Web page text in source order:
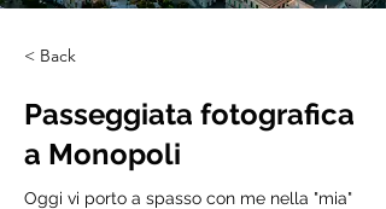
< Back
Passeggiata fotografica
a Monopoli
Oggi vi porto a spasso con me nella "mia"